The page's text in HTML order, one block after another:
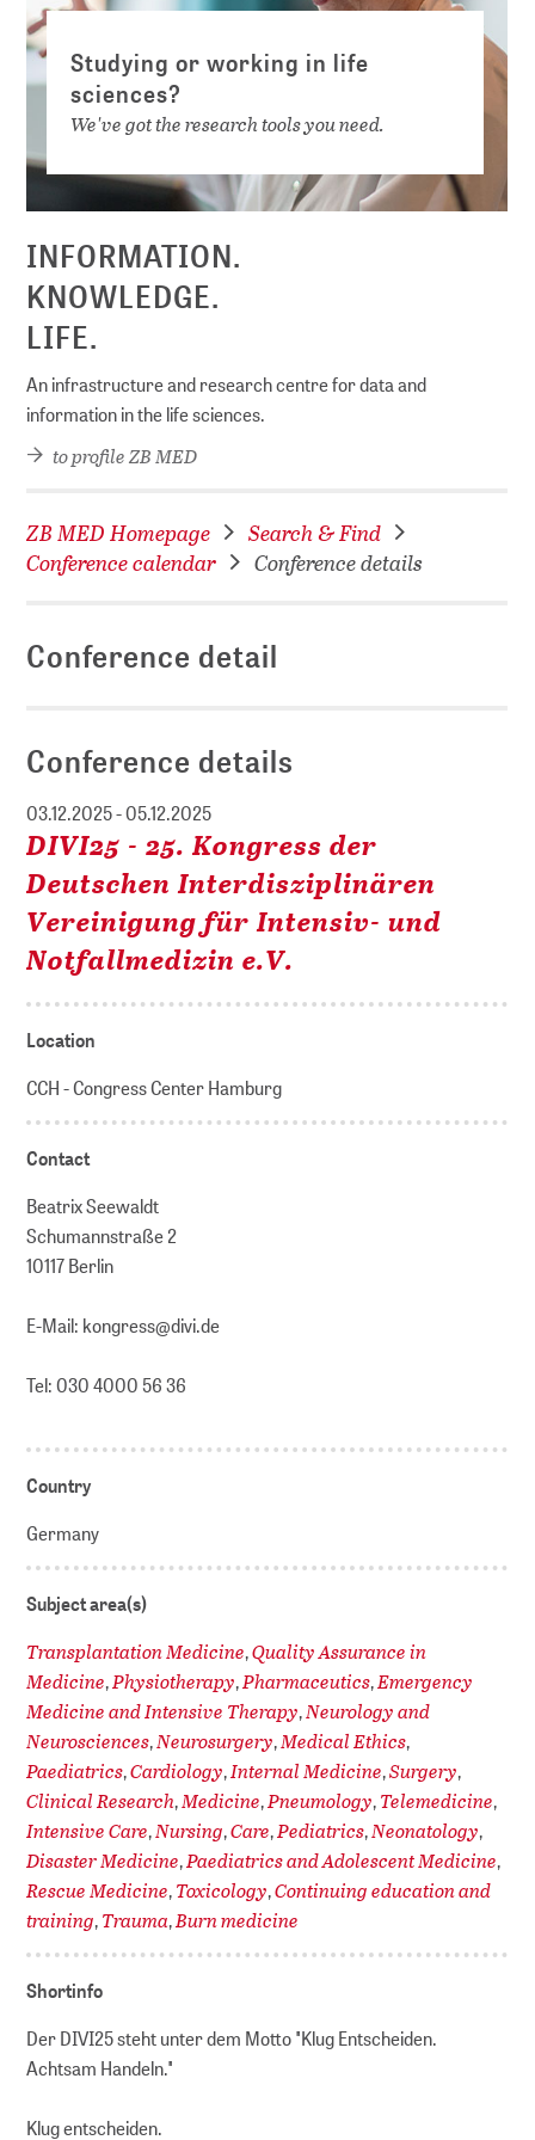
Studying or working in life
sciences?
We've got the research tools you need.
INFORMATION.
KNOWLEDGE.
LIFE.
An infrastructure and research centre for data and
information in the life sciences.
to profile ZB MED
ZB MED Homepage
Search & Find
Conference calendar
Conference details
Conference detail
Conference details
03.12.2025 - 05.12.2025
DIVI25 - 25. Kongress der
Deutschen Interdisziplinären
Vereinigung für Intensiv- und
Notfallmedizin e.V.
Location
CCH - Congress Center Hamburg
Contact
Beatrix Seewaldt
Schumannstraße 2
10117 Berlin
E-Mail: kongress@divi.de
Tel: 030 4000 56 36
Country
Germany
Subject area(s)
Transplantation Medicine,Quality Assurance in
Medicine,Physiotherapy,Pharmaceutics,Emergency
Medicine and Intensive Therapy,Neurology and
Neurosciences,Neurosurgery,Medical Ethics,
Paediatrics,Cardiology,Internal Medicine,Surgery,
Clinical Research,Medicine,Pneumology,Telemedicine,
Intensive Care,Nursing,Care,Pediatrics,Neonatology,
Disaster Medicine,Paediatrics and Adolescent Medicine,
Rescue Medicine,Toxicology,Continuing education and
training,Trauma,Burn medicine
Shortinfo
Der DIVI25 steht unter dem Motto "Klug Entscheiden.
Achtsam Handeln."
Klug entscheiden.